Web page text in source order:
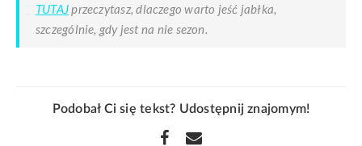
TUTAJprzeczytasz, dlaczego warto jeść jabłka,
szczególnie, gdy jest na nie sezon.
Podobał Ci się tekst? Udostępnij znajomym!